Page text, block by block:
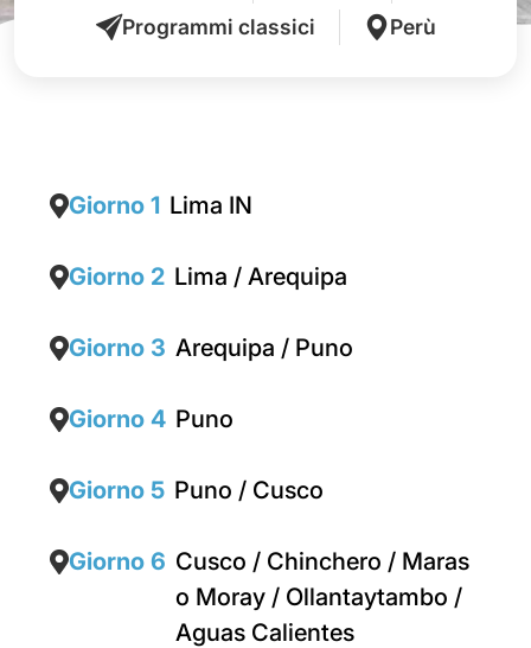
Programmi classici
Perù
Giorno 1 Lima IN
Giorno 2 Lima / Arequipa
Giorno 3 Arequipa / Puno
Giorno 4 Puno
Giorno 5 Puno / Cusco
Giorno 6 Cusco / Chinchero / Maras
o Moray / Ollantaytambo /
Aguas Calientes